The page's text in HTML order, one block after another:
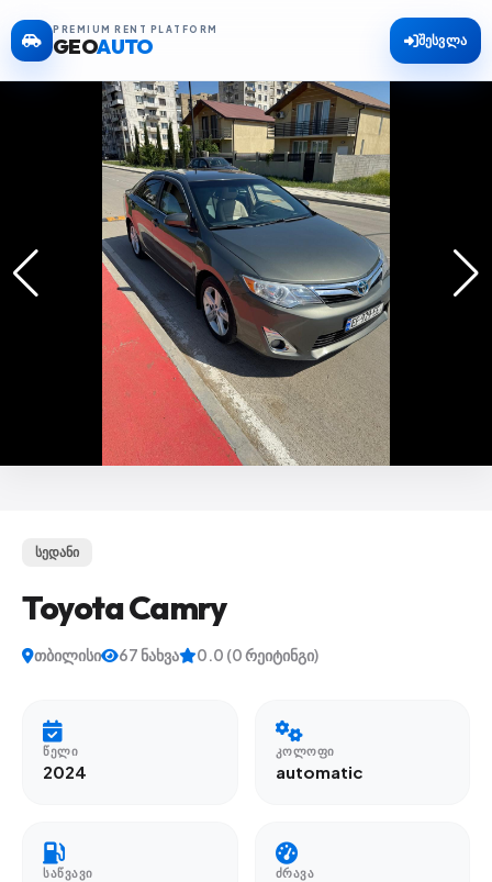
PREMIUM RENT PLATFORM
GEOAUTO შესვლა
სედანი
Toyota Camry
თბილისი 67 ნახვა 0.0 (0 რეიტინგი)
ᲬᲔᲚᲘ
2024
ᲙᲝᲚᲝᲤᲘ
automatic
ᲡᲐᲬᲕᲐᲕᲘ ᲫᲠᲐᲕᲐ